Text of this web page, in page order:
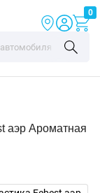
0
аэр Ароматная